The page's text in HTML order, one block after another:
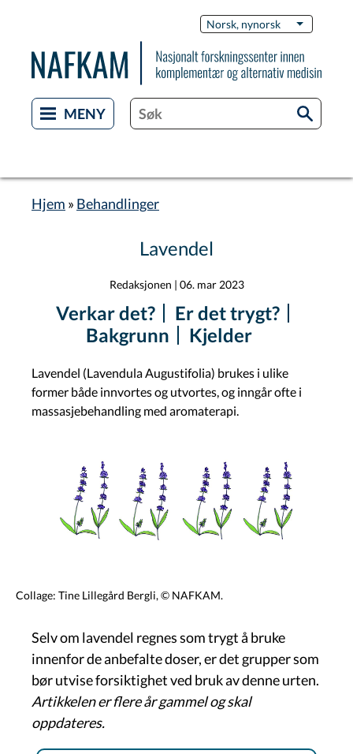
content
Norsk, nynorsk List
Hjem Behandlinger
Lavendel
Redaksjonen | 06. mar 2023
Verkar det?
Er det trygt?
Bakgrunn
Kjelder
Lavendel (Lavendula Augustifolia) brukes i ulike
former både innvortes og utvortes, og inngår ofte i
massasjebehandling med aromaterapi.
Collage: Tine Lillegård Bergli, © NAFKAM.
Selv om lavendel regnes som trygt å bruke
innenfor de anbefalte doser, er det grupper som
bør utvise forsiktighet ved bruk av denne urten.
Artikkelen er flere år gammel og skal
oppdateres.